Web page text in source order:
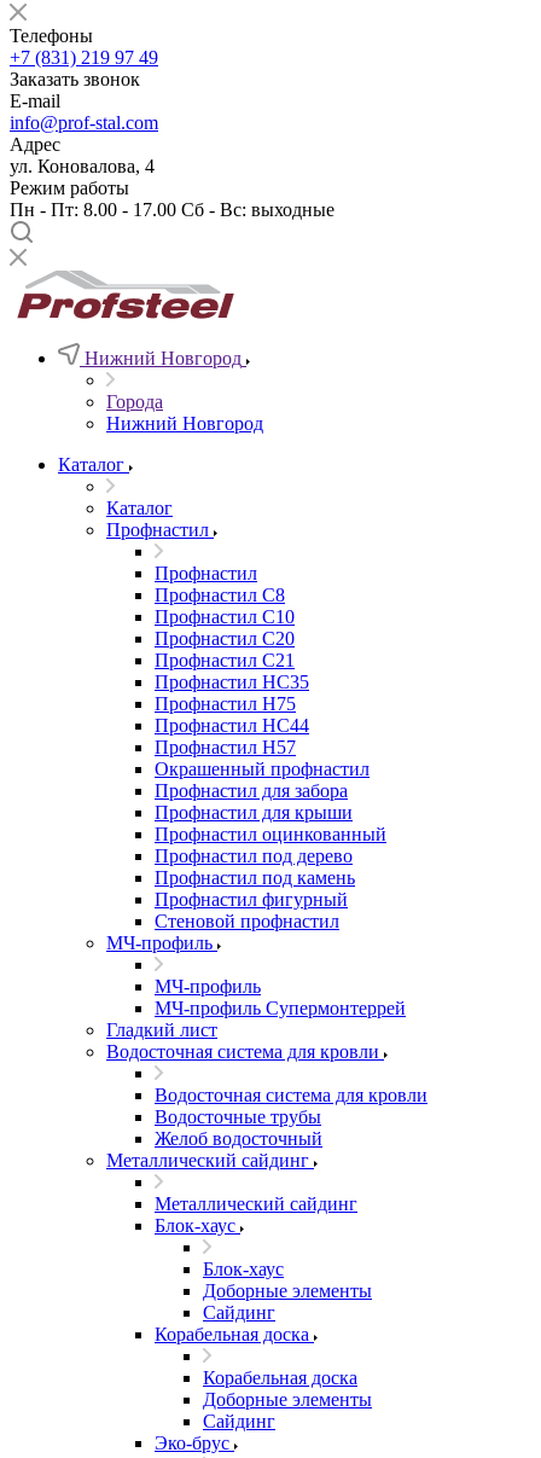
Телефоны
+7 (831) 219 97 49
Заказать звонок
E-mail
info@prof-stal.com
Адрес
ул. Коновалова, 4
Режим работы
Пн - Пт: 8.00 - 17.00 Сб - Вс: выходные
Нижний Новгород
Города
Нижний Новгород
Каталог
Каталог
Профнастил
Профнастил
Профнастил С8
Профнастил С10
Профнастил С20
Профнастил С21
Профнастил НС35
Профнастил Н75
Профнастил HC44
Профнастил Н57
Окрашенный профнастил
Профнастил для забора
Профнастил для крыши
Профнастил оцинкованный
Профнастил под дерево
Профнастил под камень
Профнастил фигурный
Стеновой профнастил
МЧ-профиль
МЧ-профиль
МЧ-профиль Супермонтеррей
Гладкий лист
Водосточная система для кровли
Водосточная система для кровли
Водосточные трубы
Желоб водосточный
Металлический сайдинг
Металлический сайдинг
Блок-хаус
Блок-хаус
Доборные элементы
Сайдинг
Корабельная доска
Корабельная доска
Доборные элементы
Сайдинг
Эко-брус